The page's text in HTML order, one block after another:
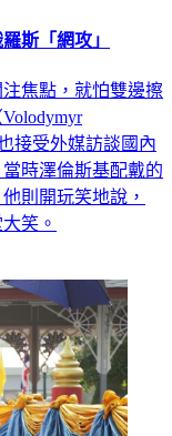
斯「網攻」
焦點，就怕雙邊擦
接受外媒訪談國內
時澤倫斯基配戴的
則開玩笑地說，
笑。